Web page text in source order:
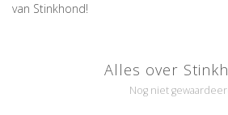
van Stinkhond!
Alles over
Nog niet